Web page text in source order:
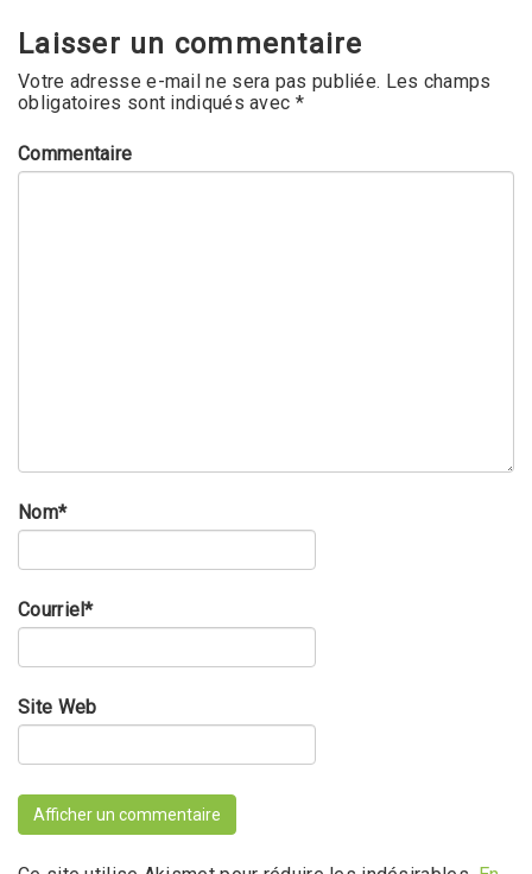
Laisser un commentaire
Votre adresse e-mail ne sera pas publiée. Les champs
obligatoires sont indiqués avec *
Commentaire
Nom*
Courriel*
Site Web